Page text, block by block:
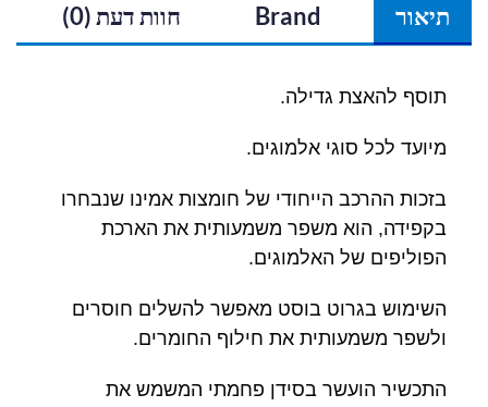
תיאור Brand חוות דעת (0)
תוסף להאצת גדילה.
מיועד לכל סוגי אלמוגים.
בזכות ההרכב הייחודי של חומצות אמינו שנבחרו
בקפידה, הוא משפר משמעותית את הארכת
הפוליפים של האלמוגים.
השימוש בגרוט בוסט מאפשר להשלים חוסרים
ולשפר משמעותית את חילוף החומרים.
התכשיר הועשר בסידן פחמתי המשמש את